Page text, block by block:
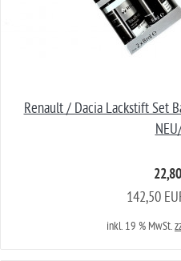
Renault / Dacia Lackstift Set
142,50
inkl. 19 % MwSt.